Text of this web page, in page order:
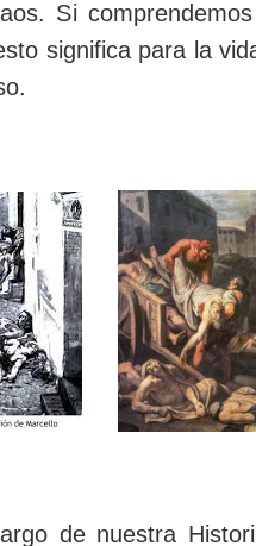
Si
significa para la
de nuestra